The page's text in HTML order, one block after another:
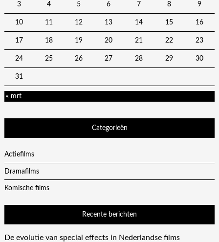
3 4 5 6 7 8 9
10 11 12 13 14 15 16
17 18 19 20 21 22 23
24 25 26 27 28 29 30
31
« mrt
Categorieën
Actiefilms
Dramafilms
Komische films
Recente berichten
De evolutie van special effects in Nederlandse films